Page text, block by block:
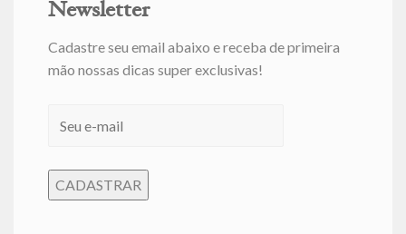
Newsletter
Cadastre seu email abaixo e receba de primeira
mão nossas dicas super exclusivas!